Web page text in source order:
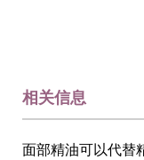
相关信息
面部精油可以代替